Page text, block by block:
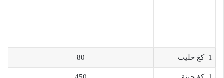
1 كغ حليب 80